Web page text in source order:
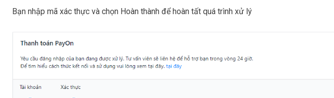
Bạn nhập mã xác thực và chọn Hoàn thành để hoàn tất quá trình xử lý